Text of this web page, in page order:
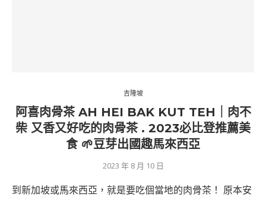
吉隆坡
阿喜肉骨茶 AH HEI BAK KUT TEH｜肉不
柴 又香又好吃的肉骨茶 . 2023必比登推薦美
食 🌱豆芽出國趣馬來西亞
2023 年 8 月 10 日
到新加坡或馬來西亞，就是要吃個當地的肉骨茶！ 原本安